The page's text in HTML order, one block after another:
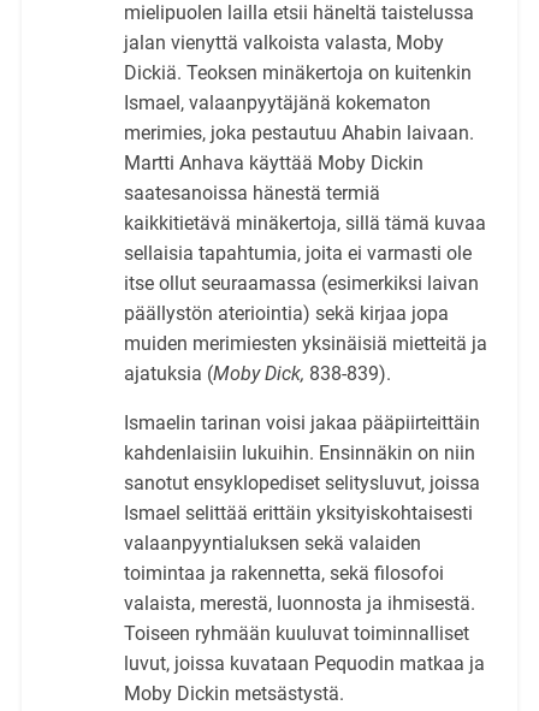
mielipuolen lailla etsii häneltä taistelussa
jalan vienyttä valkoista valasta, Moby
Dickiä. Teoksen minäkertoja on kuitenkin
Ismael, valaanpyytäjänä kokematon
merimies, joka pestautuu Ahabin laivaan.
Martti Anhava käyttää Moby Dickin
saatesanoissa hänestä termiä
kaikkitietävä minäkertoja, sillä tämä kuvaa
sellaisia tapahtumia, joita ei varmasti ole
itse ollut seuraamassa (esimerkiksi laivan
päällystön ateriointia) sekä kirjaa jopa
muiden merimiesten yksinäisiä mietteitä ja
ajatuksia (Moby Dick, 838-839).
Ismaelin tarinan voisi jakaa pääpiirteittäin
kahdenlaisiin lukuihin. Ensinnäkin on niin
sanotut ensyklopediset selitysluvut, joissa
Ismael selittää erittäin yksityiskohtaisesti
valaanpyyntialuksen sekä valaiden
toimintaa ja rakennetta, sekä filosofoi
valaista, merestä, luonnosta ja ihmisestä.
Toiseen ryhmään kuuluvat toiminnalliset
luvut, joissa kuvataan Pequodin matkaa ja
Moby Dickin metsästystä.